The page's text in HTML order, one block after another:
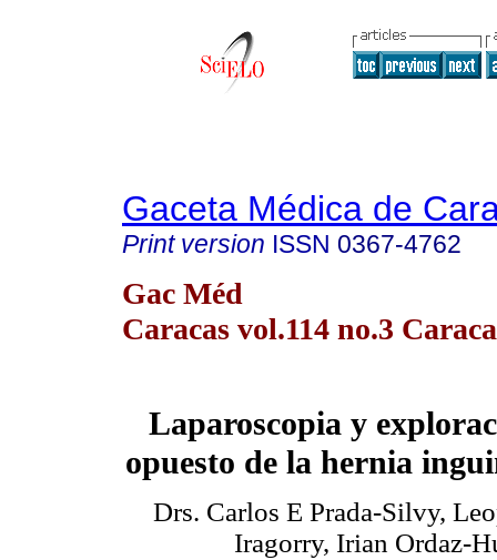
Gaceta Médica de
Print version ISSN 0367-4762
Gac Méd
Caracas vol.114 no.3
Laparoscopia y
opuesto de la hernia
Drs. Carlos E Prada-Silvy,
Iragorry, Irian Ordaz-